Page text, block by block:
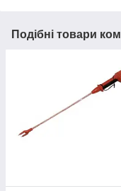
Подібні товари